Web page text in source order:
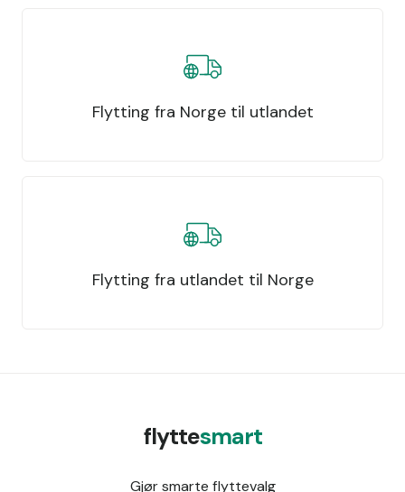
Flytting fra Norge til utlandet
Flytting fra utlandet til Norge
flyttesmart
Gjør smarte flyttevalg